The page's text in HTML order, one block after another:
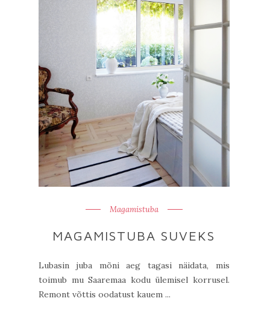
Magamistuba
MAGAMISTUBA SUVEKS
Lubasin juba mõni aeg tagasi näidata, mis
toimub mu Saaremaa kodu ülemisel korrusel.
Remont võttis oodatust kauem ...